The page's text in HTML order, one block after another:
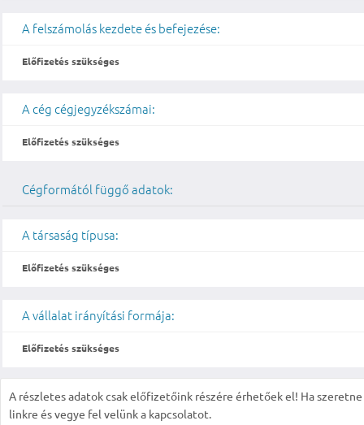
A felszámolás kezdete és befejezése:
Előfizetés szükséges
A cég cégjegyzékszámai:
Előfizetés szükséges
Cégformától függő adatok:
A társaság típusa:
Előfizetés szükséges
A vállalat irányítási formája:
Előfizetés szükséges
A részletes adatok csak előfizetőink részére érhetőek el! Ha
linkre és vegye fel velünk a kapcsolatot.